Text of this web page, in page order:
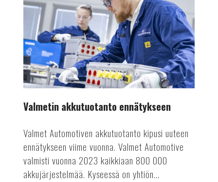
akkutuotanto
ennätykseen
Valmetin akkutuotanto ennätykseen
Valmet Automotiven akkutuotanto kipusi uuteen
ennätykseen viime vuonna. Valmet Automotive
valmisti vuonna 2023 kaikkiaan 800 000
akkujärjestelmää. Kyseessä on yhtiön...